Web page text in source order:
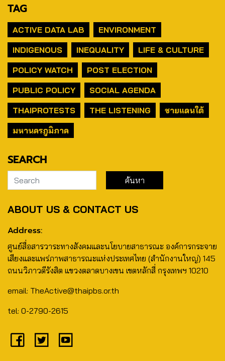
TAG
ACTIVE DATA LAB
ENVIRONMENT
INDIGENOUS
INEQUALITY
LIFE & CULTURE
POLICY WATCH
POST ELECTION
PUBLIC POLICY
SOCIAL AGENDA
THAIPROTESTS
THE LISTENING
ชายแดนใต้
มหานครภูมิภาค
SEARCH
ABOUT US & CONTACT US
Address:
ศูนย์สื่อสารวาระทางสังคมและนโยบายสาธารณะ องค์การกระจาย
เสียงและแพร่ภาพสาธารณะแห่งประเทศไทย (สำนักงานใหญ่) 145
ถนนวิภาวดีรังสิต แขวงตลาดบางเขน เขตหลักสี่ กรุงเทพฯ 10210
email: TheActive@thaipbs.or.th
tel: 0-2790-2615